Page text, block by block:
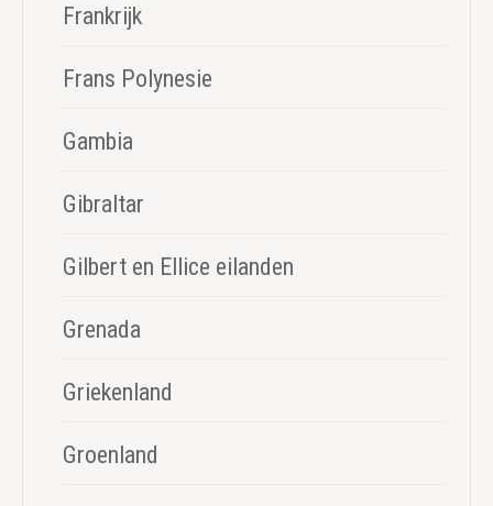
Frankrijk
Frans Polynesie
Gambia
Gibraltar
Gilbert en Ellice eilanden
Grenada
Griekenland
Groenland